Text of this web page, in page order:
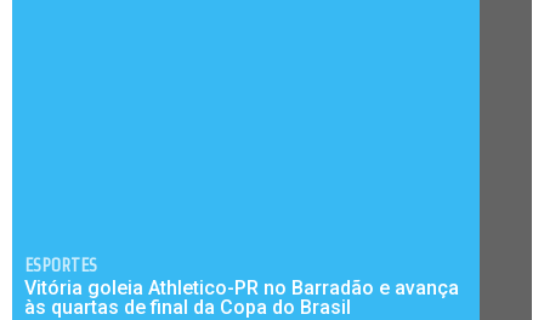
ESPORTES
Vitória goleia Athletico-PR no Barradão e avança
às quartas de final da Copa do Brasil